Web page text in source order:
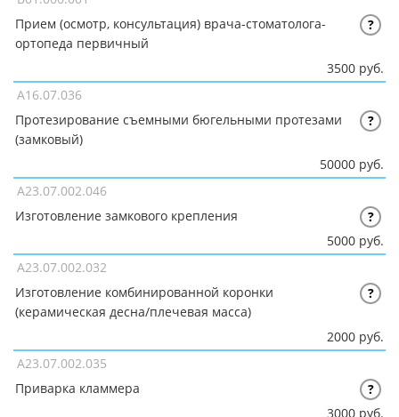
Прием (осмотр, консультация) врача-стоматолога-
ортопеда первичный
?
3500 руб.
A16.07.036
Протезирование съемными бюгельными протезами
(замковый)
?
50000 руб.
A23.07.002.046
Изготовление замкового крепления
?
5000 руб.
A23.07.002.032
Изготовление комбинированной коронки
(керамическая десна/плечевая масса)
?
2000 руб.
A23.07.002.035
Приварка кламмера
?
3000 руб.